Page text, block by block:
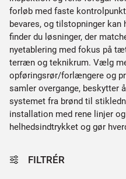
forløb med faste
bevares, og tilstopninger kan
finder du løsninger, der
nyetablering med fokus på
terræn og teknikrum. Vælg
opføringsrør/forlængere og
samler overgange, beskytter
systemet fra brønd til
installation med rene linjer
helhedsindtrykket og gør
FILTRÉR